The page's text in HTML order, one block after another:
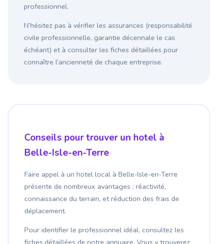
professionnel.
N’hésitez pas à vérifier les assurances (responsabilité
civile professionnelle, garantie décennale le cas
échéant) et à consulter les fiches détaillées pour
connaître l’ancienneté de chaque entreprise.
Conseils pour trouver un hotel à
Belle-Isle-en-Terre
Faire appel à un hotel local à Belle-Isle-en-Terre
présente de nombreux avantages : réactivité,
connaissance du terrain, et réduction des frais de
déplacement.
Pour identifier le professionnel idéal, consultez les
fiches détaillées de notre annuaire. Vous y trouverez